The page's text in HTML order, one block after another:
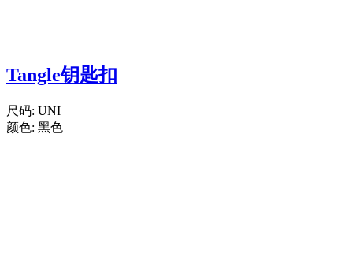
Tangle钥匙扣
尺码: UNI
颜色: 黑色